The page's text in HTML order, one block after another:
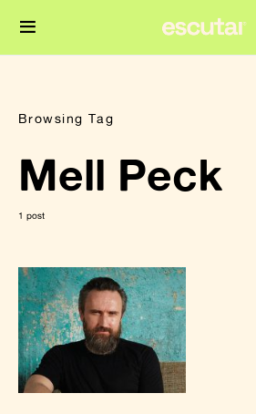
Browsing Tag
Mell Peck
1 post